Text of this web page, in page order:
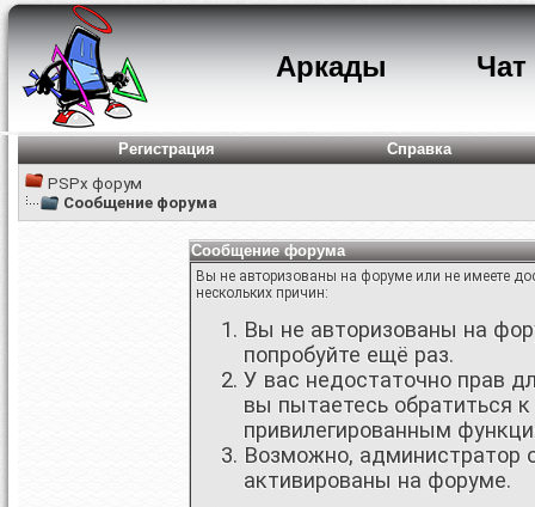
Аркады Чат
Регистрация
Справка
PSPx форум
Сообщение форума
Сообщение форума
Вы не авторизованы на форуме или не имеете
нескольких причин:
Вы не авторизованы на
попробуйте ещё раз.
У вас недостаточно прав
вы пытаетесь обратиться
привилегированным
Возможно, администратор
активированы на форуме.